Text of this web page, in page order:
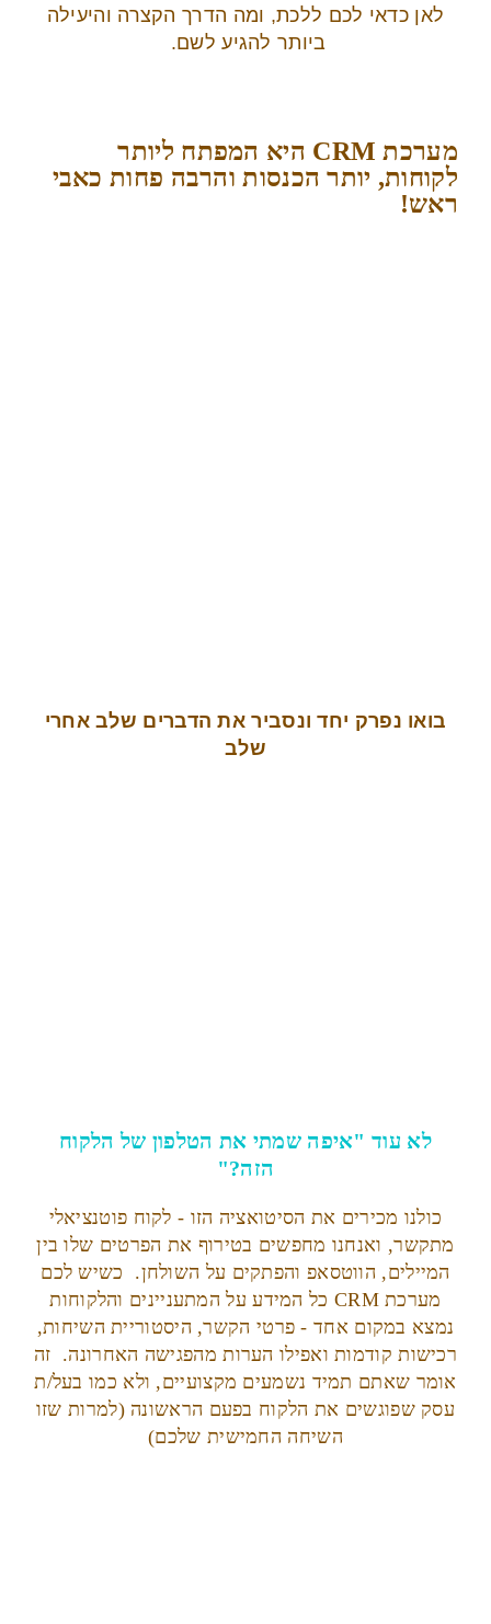
לאן כדאי לכם ללכת, ומה הדרך הקצרה והיעילה
ביותר להגיע לשם.
מערכת CRM היא המפתח ליותר
לקוחות, יותר הכנסות והרבה פחות כאבי
ראש!
בואו נפרק יחד ונסביר את הדברים שלב אחרי
שלב
לא עוד "איפה שמתי את הטלפון של הלקוח
הזה?"
כולנו מכירים את הסיטואציה הזו - לקוח פוטנציאלי
מתקשר, ואנחנו מחפשים בטירוף את הפרטים שלו בין
המיילים, הווטסאפ והפתקים על השולחן. כשיש לכם
מערכת CRM כל המידע על המתעניינים והלקוחות
נמצא במקום אחד - פרטי הקשר, היסטוריית השיחות,
רכישות קודמות ואפילו הערות מהפגישה האחרונה. זה
אומר שאתם תמיד נשמעים מקצועיים, ולא כמו בעל/ת
עסק שפוגשים את הלקוח בפעם הראשונה (למרות שזו
השיחה החמישית שלכם)